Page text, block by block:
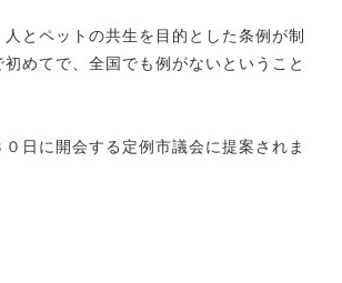
とペットの共生を目的とした条例が制
めてで、全国でも例がないということ
日に開会する定例市議会に提案されま